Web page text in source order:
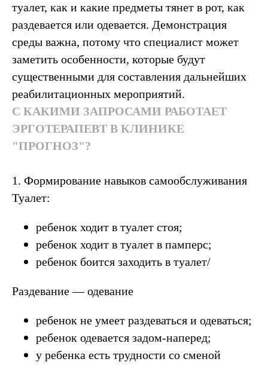
туалет, как и какие предметы тянет в рот, как
раздевается или одевается. Демонстрация
среды важна, потому что специалист может
заметить особенности, которые будут
существенными для составления дальнейших
реабилитационных мероприятий.
С КАКИМИ ЗАПРОСАМИ РАБОТАЕТ
ЭРГОТЕРАПЕВТ В КЛИНИКЕ
"ПРОГНОЗ"?
1. Формирование навыков самообслуживания
Туалет:
ребенок ходит в туалет стоя;
ребенок ходит в туалет в памперс;
ребенок боится заходить в туалет/
Раздевание — одевание
ребенок не умеет раздеваться и одеваться;
ребенок одевается задом-наперед;
у ребенка есть трудности со сменой